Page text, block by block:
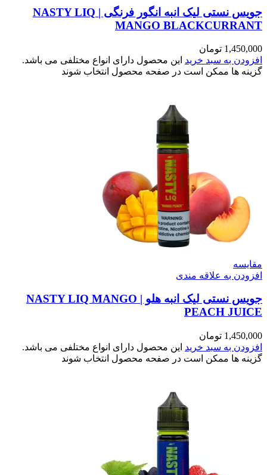
جویس نستی لیک انبه انگور فرنگی | NASTY LIQ
MANGO BLACKCURRANT
1,450,000 تومان
افزودن به سبد خرید این محصول دارای انواع مختلفی می باشد.
گزینه ها ممکن است در صفحه محصول انتخاب شوند
مقایسه
افزودن به علاقه مندی
جویس نستی لیک انبه هلو | NASTY LIQ MANGO
PEACH JUICE
1,450,000 تومان
افزودن به سبد خرید این محصول دارای انواع مختلفی می باشد.
گزینه ها ممکن است در صفحه محصول انتخاب شوند